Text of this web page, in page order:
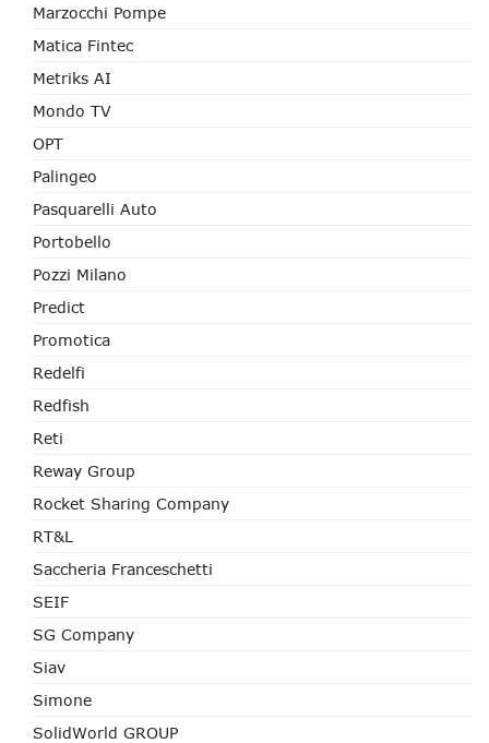
Marzocchi Pompe
Matica Fintec
Metriks AI
Mondo TV
OPT
Palingeo
Pasquarelli Auto
Portobello
Pozzi Milano
Predict
Promotica
Redelfi
Redfish
Reti
Reway Group
Rocket Sharing Company
RT&L
Saccheria Franceschetti
SEIF
SG Company
Siav
Simone
SolidWorld GROUP